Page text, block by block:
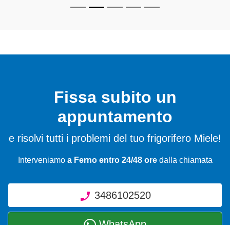
Fissa subito un
appuntamento
e risolvi tutti i problemi del tuo frigorifero Miele!
Interveniamo a Ferno entro 24/48 oredalla chiamata
3486102520